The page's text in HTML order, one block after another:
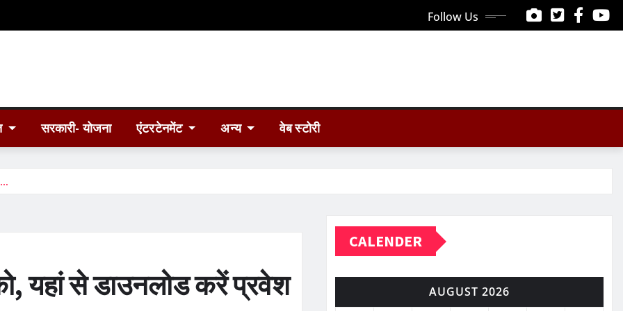
Follow Us
सरकारी- योजना एंटरटेनमेंट अन्य वेब स्टोरी
को, यहां से डाउनलोड करें प्रवेश
CALENDER
AUGUST 2026